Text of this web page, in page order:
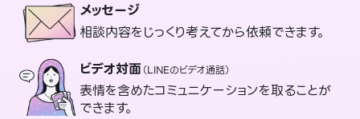
メッセージ
相談内容をじっくり考えてから依頼できます。
ビデオ対面（LINEのビデオ通話）
表情を含めたコミュニケーションを取ることが
できます。